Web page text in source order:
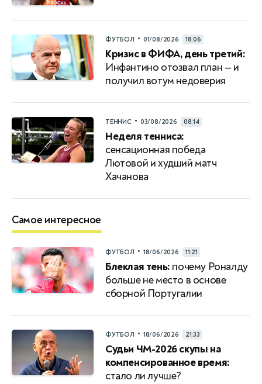
ФУТБОЛ • 01/08/2026 18:06
Кризис в ФИФА, день третий:
Инфантино отозвал план — и
получил вотум недоверия
ТЕННИС • 03/08/2026 08:14
Неделя тенниса:
сенсационная победа
Лютовой и худший матч
Хачанова
Самое интересное
ФУТБОЛ • 18/06/2026 11:21
Блеклая тень: почему Роналду
больше не место в основе
сборной Португалии
ФУТБОЛ • 18/06/2026 21:33
Судьи ЧМ-2026 скупы на
компенсированное время:
стало ли лучше?